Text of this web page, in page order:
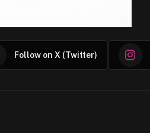
Follow on X (Twitter)